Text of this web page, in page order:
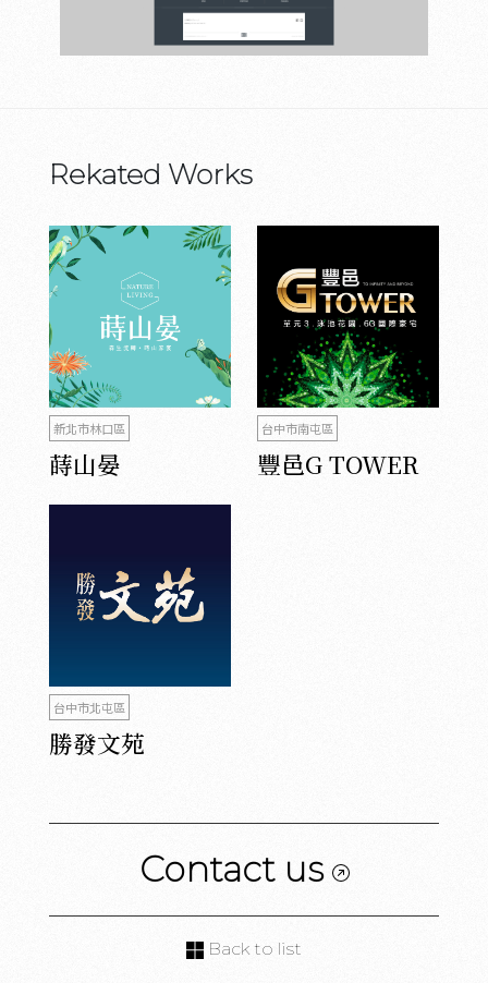
Rekated Works
新北市林口區
蒔山晏
台中市南屯區
豐邑G TOWER
台中市北屯區
勝發文苑
Contact us
Back to list